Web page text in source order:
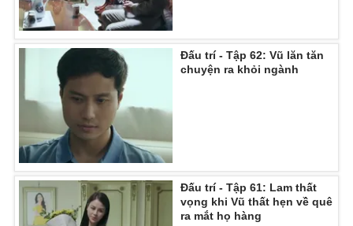
Theo dõi báo trên
Cơ quan chủ quản:
Đài Truyền hình Việt Nam
Cơ quan báo chí:Thời báo VTV
Giấy phép hoạt động báo in và báo điện tử số 483/GP-BTTTT
cấp ngày 29/12/2023
Tổng Biên tập:
Vũ Thanh Thủy
Phó Tổng Biên tập:Nguyễn Thị Mỹ Hạnh, Phạm Quốc Thắng,
Nguyễn Trọng Ninh
Tổng đài VTV:024.38 355 931 - 024.38 355 932
Đấu trí - Tập 62: Vũ lăn tăn
chuyện ra khỏi ngành
Đấu trí - Tập 61: Lam thất
vọng khi Vũ thất hẹn về quê
ra mắt họ hàng